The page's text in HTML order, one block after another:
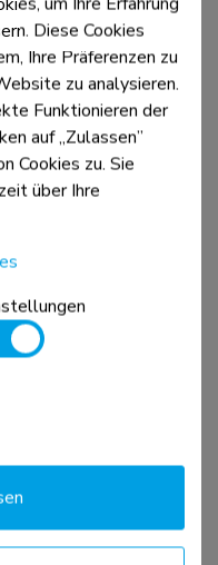
sich bitte an unser
Diese Cookies
Ihre Präferenzen zu
zu analysieren.
Funktionieren der
auf „Zulassen”
Cookies zu. Sie
über Ihre